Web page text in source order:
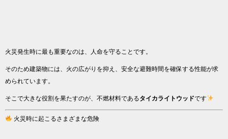
火災発生時に最も重要なのは、人命を守ることです。
そのため建築物には、火の広がりを抑え、安全な避難時間を確保する性能が求
められています。
そこで大きな役割を果たすのが、不燃材料であるタイカライトウッドです
火災時に起こるさまざまな危険